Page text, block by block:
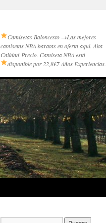
Camisetas Baloncesto →Las mejores
camisetas NBA baratas en oferta aquí. Alta
Calidad-Precio. Camiseta NBA está
disponible por 22,8€7 Años Experiencias.